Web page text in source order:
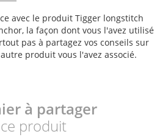
avec le produit Tigger longstitch
la façon dont vous l'avez utilisé
pas à partagez vos conseils sur
produit vous l'avez associé.
à partager
produit